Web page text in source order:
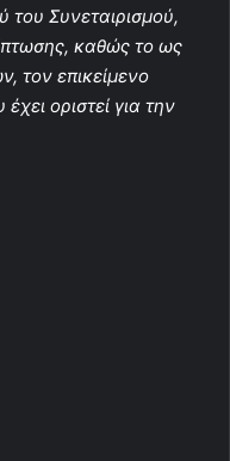
του Συνεταιρισμού,
καθώς το ως
τον επικείμενο
οριστεί για την